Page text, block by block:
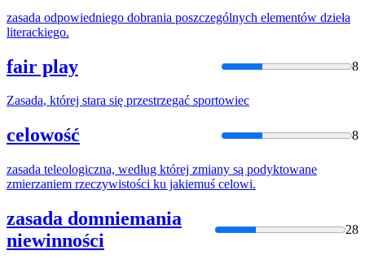
zasada odpowiedniego dobrania poszczególnych elementów dzieła
literackiego.
fair play 8
Zasada, której stara się przestrzegać sportowiec
celowość 8
zasada teleologiczna, według której zmiany są podyktowane
zmierzaniem rzeczywistości ku jakiemuś celowi.
zasada domniemania
niewinności
28